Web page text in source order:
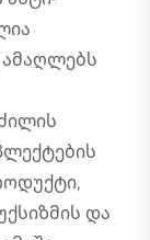
ამაღლებს
და